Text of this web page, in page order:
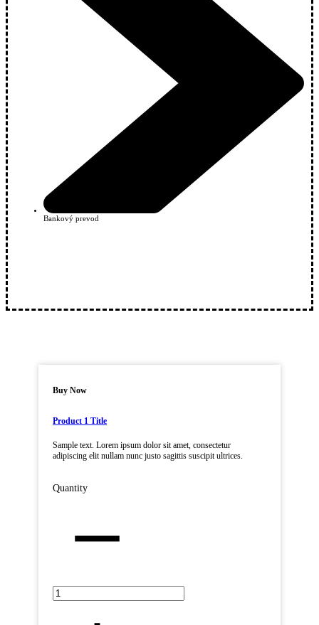
Bankový prevod
Buy Now
Product 1 Title
Sample text. Lorem ipsum dolor sit amet, consectetur
adipiscing elit nullam nunc justo sagittis suscipit ultrices.
Quantity